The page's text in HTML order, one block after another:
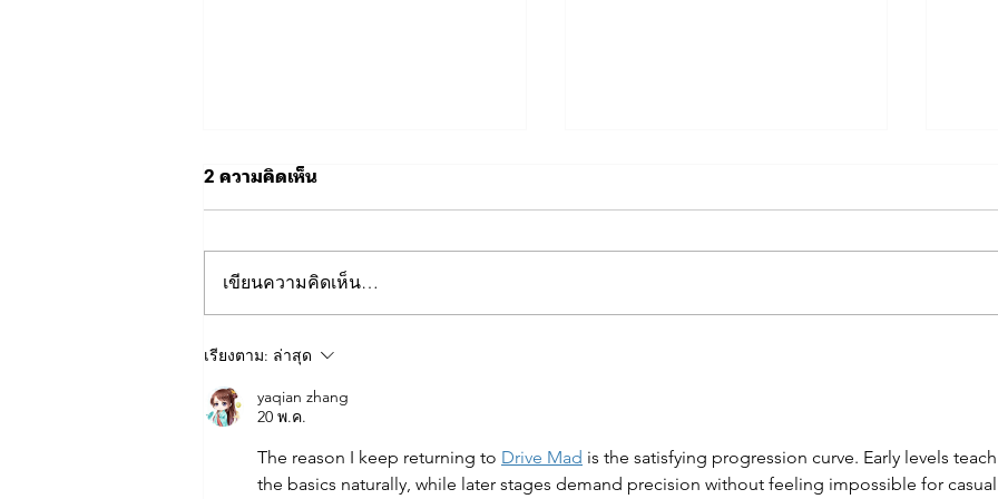
ขอเชิญร่วมกิจกรรมการ
แข่งขันฟุตบอลการกุศล
ประ
2 ความคิดเห็น
เขียนความคิดเห็น…
เรียงตาม: ล่าสุด
yaqian zhang
20 พ.ค.
The reason I keep returning to Drive Mad is the satisfying progression curve. Early levels teach
the basics naturally, while later stages demand precision without feeling impossible for casual